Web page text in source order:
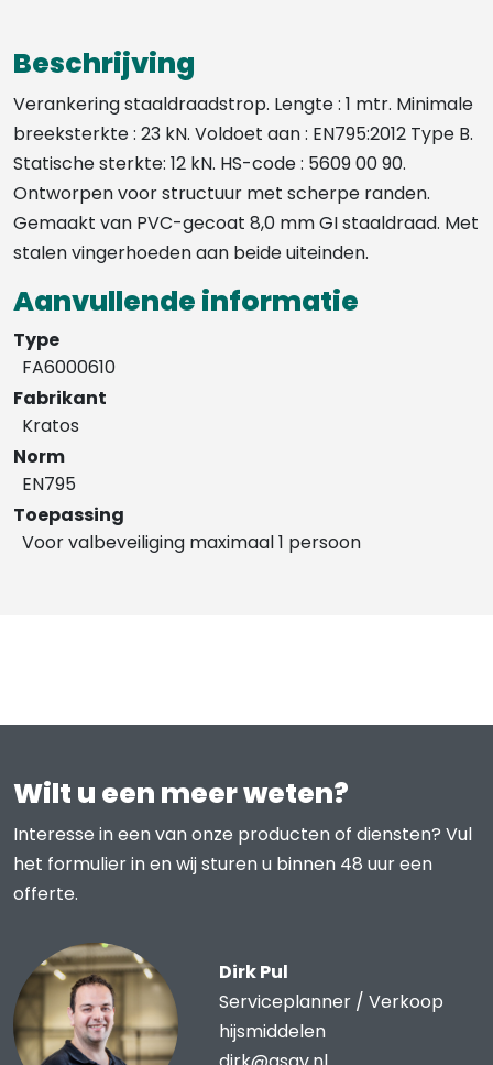
Beschrijving
Verankering staaldraadstrop. Lengte : 1 mtr. Minimale
breeksterkte : 23 kN. Voldoet aan : EN795:2012 Type B.
Statische sterkte: 12 kN. HS-code : 5609 00 90.
Ontworpen voor structuur met scherpe randen.
Gemaakt van PVC-gecoat 8,0 mm GI staaldraad. Met
stalen vingerhoeden aan beide uiteinden.
Aanvullende informatie
Type
FA6000610
Fabrikant
Kratos
Norm
EN795
Toepassing
Voor valbeveiliging maximaal 1 persoon
Wilt u een meer weten?
Interesse in een van onze producten of diensten? Vul
het formulier in en wij sturen u binnen 48 uur een
offerte.
Dirk Pul
Serviceplanner / Verkoop
hijsmiddelen